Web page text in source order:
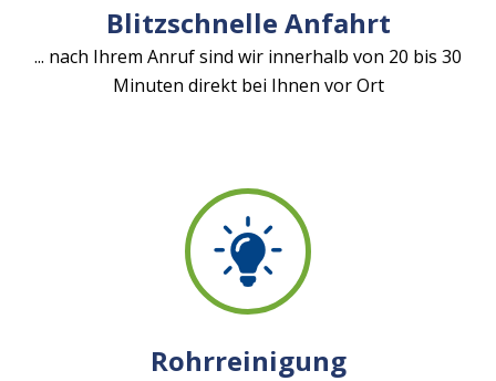
Blitzschnelle Anfahrt
... nach Ihrem Anruf sind wir innerhalb von 20 bis 30
Minuten direkt bei Ihnen vor Ort
Rohrreinigung